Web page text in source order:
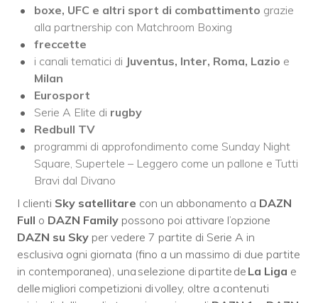
boxe, UFC e altri sport di combattimento grazie
alla partnership con Matchroom Boxing
freccette
i canali tematici di Juventus, Inter, Roma, Lazio e
Milan
Eurosport
Serie A Elite di rugby
Redbull TV
programmi di approfondimento come Sunday Night
Square, Supertele – Leggero come un pallone e Tutti
Bravi dal Divano
I clienti Sky satellitare con un abbonamento a DAZN
Full o DAZN Family possono poi attivare l’opzione
DAZN su Sky per vedere 7 partite di Serie A in
esclusiva ogni giornata (fino a un massimo di due partite
in contemporanea), una selezione di partite de La Liga e
delle migliori competizioni di volley, oltre a contenuti